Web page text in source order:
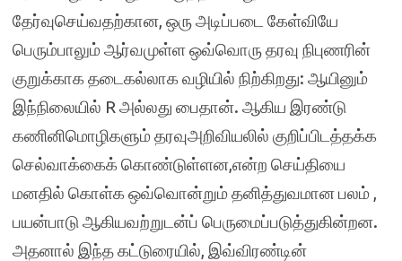
தேர்வுசெய்வதற்கான, ஒரு அடிப்படை கேள்வியே
பெரும்பாலும் ஆர்வமுள்ள ஒவ்வொரு தரவு நிபுணரின்
குறுக்காக தடைகல்லாக வழியில் நிற்கிறது: ஆயினும்
இந்நிலையில் R அல்லது பைதான். ஆகிய இரண்டு
கணினிமொழிகளும் தரவுஅறிவியலில் குறிப்பிடத்தக்க
செல்வாக்கைக் கொண்டுள்ளன,என்ற செய்தியை
மனதில் கொள்க ஒவ்வொன்றும் தனித்துவமான பலம் ,
பயன்பாடு ஆகியவற்றுடன்ப் பெருமைப்படுத்துகின்றன.
அதனால் இந்த கட்டுரையில், இவ்விரண்டின்